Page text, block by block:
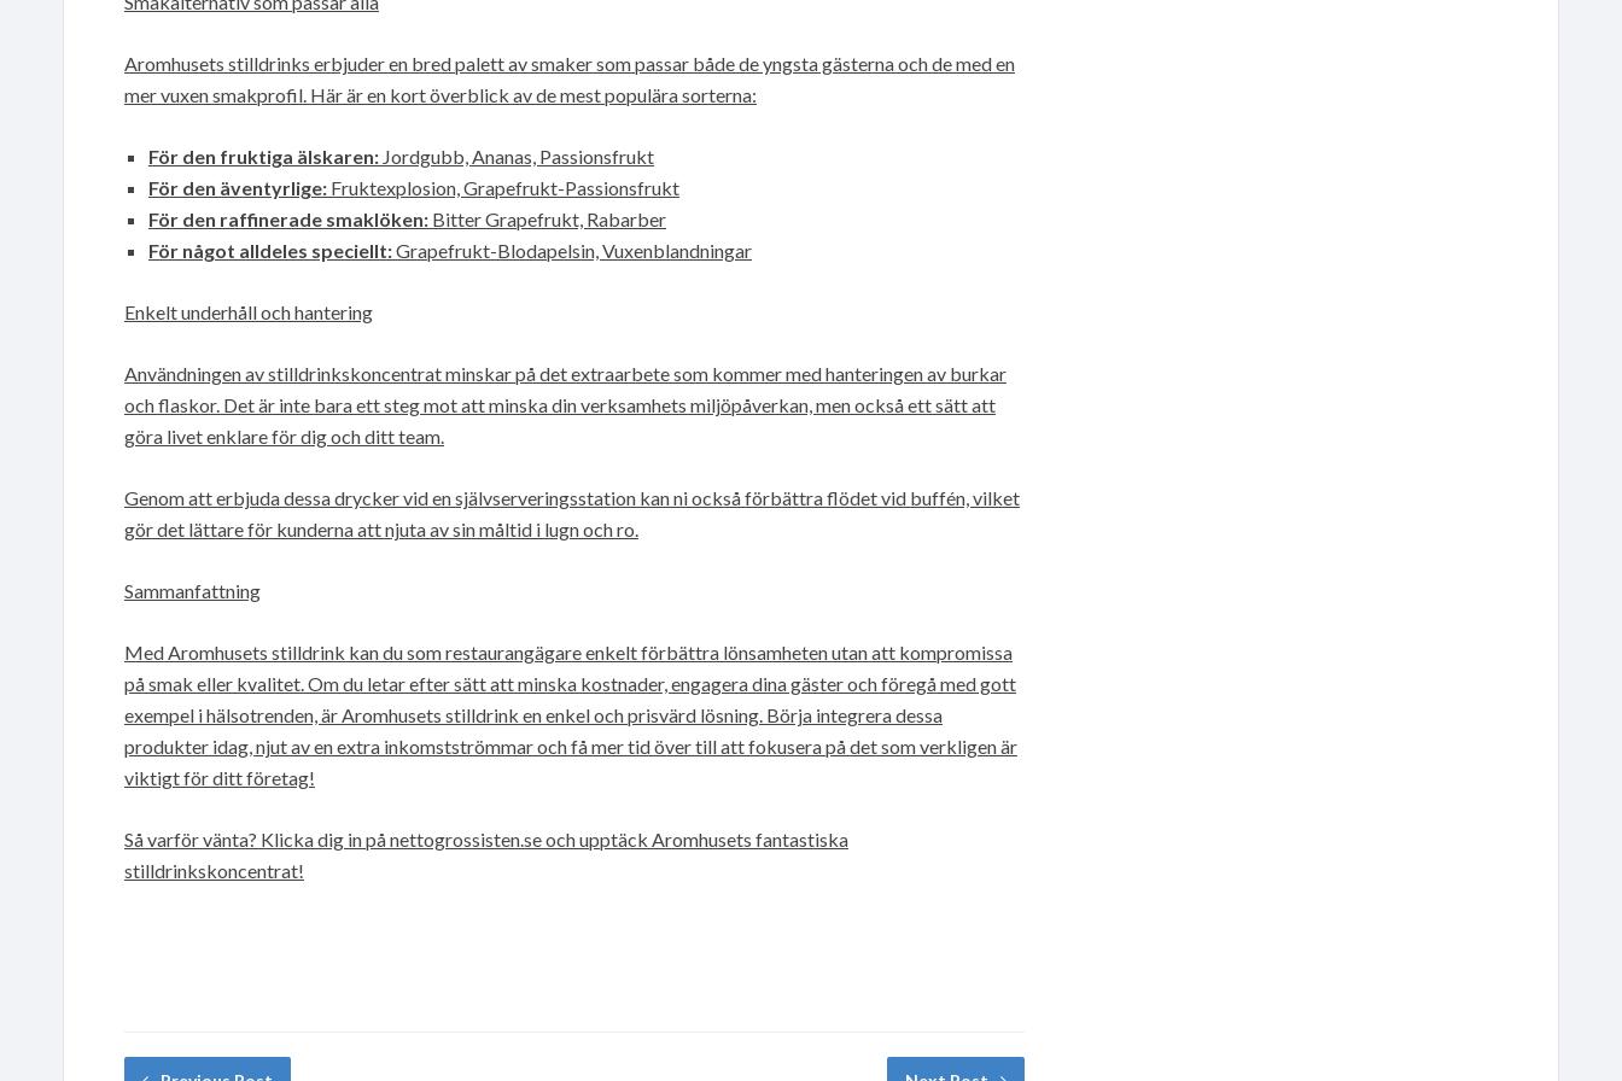
Aromhusets stilldrinks erbjuder en bred palett av smaker som passar både de yngsta gästerna och de med en
mer vuxen smakprofil. Här är en kort överblick av de mest populära sorterna:
För den fruktiga älskaren: Jordgubb, Ananas, Passionsfrukt
För den äventyrlige: Fruktexplosion, Grapefrukt-Passionsfrukt
För den raffinerade smaklöken: Bitter Grapefrukt, Rabarber
För något alldeles speciellt:Grapefrukt-Blodapelsin, Vuxenblandningar
Enkelt underhåll och hantering
Användningen av stilldrinkskoncentrat minskar på det extraarbete som kommer med hanteringen av burkar
och flaskor. Det är inte bara ett steg mot att minska din verksamhets miljöpåverkan, men också ett sätt att
göra livet enklare för dig och ditt team.
Genom att erbjuda dessa drycker vid en självserveringsstation kan ni också förbättra flödet vid buffén, vilket
gör det lättare för kunderna att njuta av sin måltid i lugn och ro.
Sammanfattning
Med Aromhusets stilldrink kan du som restaurangägare enkelt förbättra lönsamheten utan att kompromissa
på smak eller kvalitet. Om du letar efter sätt att minska kostnader, engagera dina gäster och föregå med gott
exempel i hälsotrenden, är Aromhusets stilldrink en enkel och prisvärd lösning. Börja integrera dessa
produkter idag, njut av en extra inkomstströmmar och få mer tid över till att fokusera på det som verkligen är
viktigt för ditt företag!
Så varför vänta? Klicka dig in på nettogrossisten.se och upptäck Aromhusets fantastiska
stilldrinkskoncentrat!